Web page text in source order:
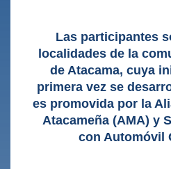
Las participantes
localidades de la
de Atacama, cuya
primera vez se
es promovida por la
Atacameña (AMA) y
con Automóvil